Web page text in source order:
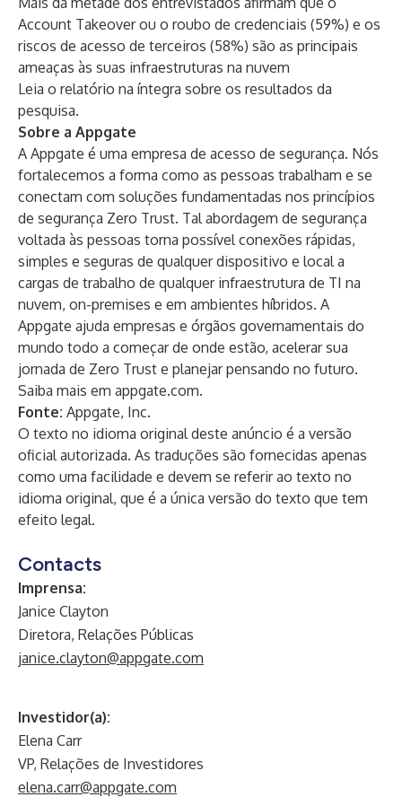
Account Takeover ou o roubo de credenciais (59%) e os
riscos de acesso de terceiros (58%) são as principais
ameaças às suas infraestruturas na nuvem
Leia o relatório na íntegra sobre os resultados da
pesquisa.
Sobre a Appgate
A Appgate é uma empresa de acesso de segurança. Nós
fortalecemos a forma como as pessoas trabalham e se
conectam com soluções fundamentadas nos princípios
de segurança Zero Trust. Tal abordagem de segurança
voltada às pessoas torna possível conexões rápidas,
simples e seguras de qualquer dispositivo e local a
cargas de trabalho de qualquer infraestrutura de TI na
nuvem, on-premises e em ambientes híbridos. A
Appgate ajuda empresas e órgãos governamentais do
mundo todo a começar de onde estão, acelerar sua
jornada de Zero Trust e planejar pensando no futuro.
Saiba mais em appgate.com.
Fonte: Appgate, Inc.
O texto no idioma original deste anúncio é a versão
oficial autorizada. As traduções são fornecidas apenas
como uma facilidade e devem se referir ao texto no
idioma original, que é a única versão do texto que tem
efeito legal.
Contacts
Imprensa:
Janice Clayton
Diretora, Relações Públicas
janice.clayton@appgate.com
Investidor(a):
Elena Carr
VP, Relações de Investidores
elena.carr@appgate.com